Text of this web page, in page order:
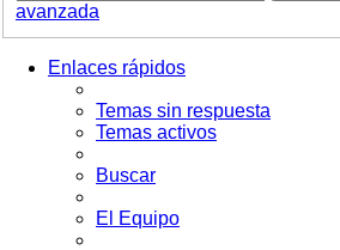
avanzada
Enlaces rápidos
Temas sin respuesta
Temas activos
Buscar
El Equipo